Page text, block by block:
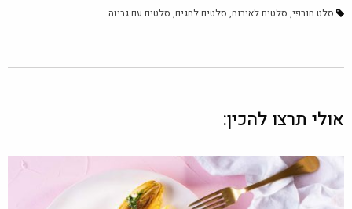
סלט חורפי סלטים לאירוח סלטים לחגים סלטים עם גבינה
אולי תרצו להכין: